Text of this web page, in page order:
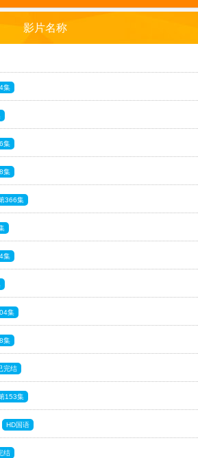
影片名称
集
集
集
366集
集
集
集
完结
153集
HD国语
结